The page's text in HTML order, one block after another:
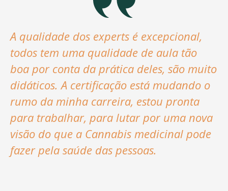
A qualidade dos experts é excepcional,
todos tem uma qualidade de aula tão
boa por conta da prática deles, são muito
didáticos. A certificação está mudando o
rumo da minha carreira, estou pronta
para trabalhar, para lutar por uma nova
visão do que a Cannabis medicinal pode
fazer pela saúde das pessoas.